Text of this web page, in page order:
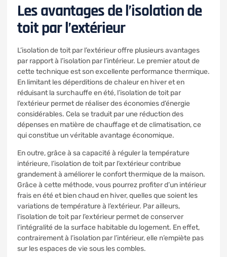
Les avantages de l’isolation de
toit par l’extérieur
L’isolation de toit par l’extérieur offre plusieurs avantages
par rapport à l’isolation par l’intérieur. Le premier atout de
cette technique est son excellente performance thermique.
En limitant les déperditions de chaleur en hiver et en
réduisant la surchauffe en été, l’isolation de toit par
l’extérieur permet de réaliser des économies d’énergie
considérables. Cela se traduit par une réduction des
dépenses en matière de chauffage et de climatisation, ce
qui constitue un véritable avantage économique.
En outre, grâce à sa capacité à réguler la température
intérieure, l’isolation de toit par l’extérieur contribue
grandement à améliorer le confort thermique de la maison.
Grâce à cette méthode, vous pourrez profiter d’un intérieur
frais en été et bien chaud en hiver, quelles que soient les
variations de température à l’extérieur. Par ailleurs,
l’isolation de toit par l’extérieur permet de conserver
l’intégralité de la surface habitable du logement. En effet,
contrairement à l’isolation par l’intérieur, elle n’empiète pas
sur les espaces de vie sous les combles.